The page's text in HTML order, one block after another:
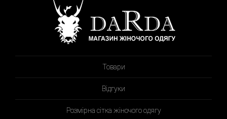
Товари
Відгуки
Розмірна сітка жіночого одягу